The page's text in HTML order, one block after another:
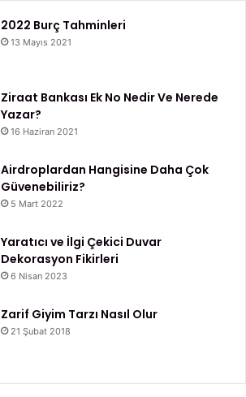
2022 Burç Tahminleri
13 Mayıs 2021
Ziraat Bankası Ek No Nedir Ve Nerede
Yazar?
16 Haziran 2021
Airdroplardan Hangisine Daha Çok
Güvenebiliriz?
5 Mart 2022
Yaratıcı ve İlgi Çekici Duvar
Dekorasyon Fikirleri
6 Nisan 2023
Zarif Giyim Tarzı Nasıl Olur
21 Şubat 2018